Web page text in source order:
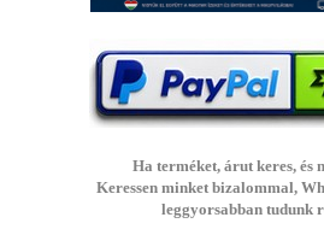
Ha terméket, árut keres, és
Keressen minket bizalommal,
leggyorsabban tudunk